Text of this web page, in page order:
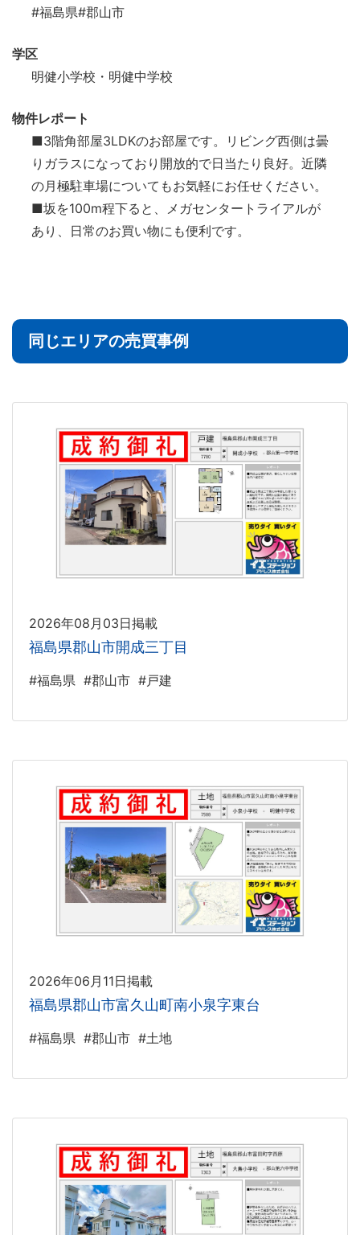
#福島県#郡山市
学区
明健小学校・明健中学校
物件レポート
■3階角部屋3LDKのお部屋です。リビング西側は曇
りガラスになっており開放的で日当たり良好。近隣
の月極駐車場についてもお気軽にお任せください。
■坂を100m程下ると、メガセンタートライアルが
あり、日常のお買い物にも便利です。
同じエリアの売買事例
2026年08月03日掲載
福島県郡山市開成三丁目
#福島県 #郡山市 #戸建
2026年06月11日掲載
福島県郡山市富久山町南小泉字東台
#福島県 #郡山市 #土地